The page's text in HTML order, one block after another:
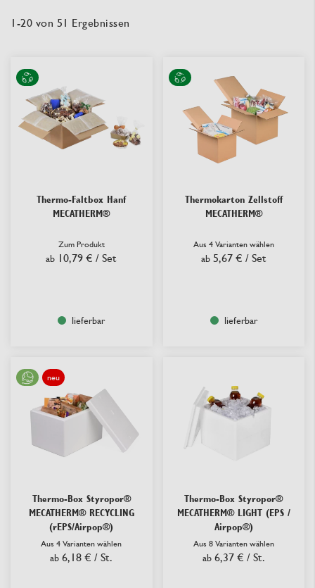
1 -20 von 51 Ergebnissen
Thermo-Faltbox Hanf
MECATHERM®
Zum Produkt
ab 10,79 € / Set
lieferbar
Thermokarton Zellstoff
MECATHERM®
Aus 4 Varianten wählen
ab 5,67 € / Set
lieferbar
neu
Thermo-Box Styropor®
MECATHERM® RECYCLING
(rEPS/Airpop®)
Aus 4 Varianten wählen
ab 6,18 € / St.
Thermo-Box Styropor®
MECATHERM® LIGHT (EPS /
Airpop®)
Aus 8 Varianten wählen
ab 6,37 € / St.